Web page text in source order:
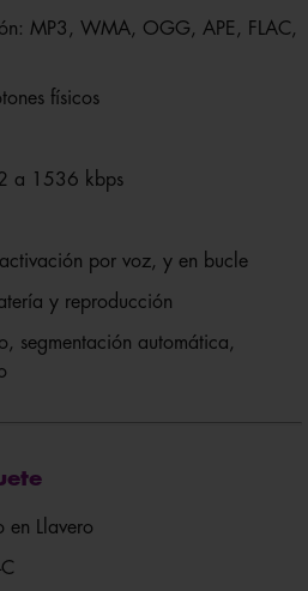
MP3, WMA, OGG, APE, FLAC,
físicos
a 1536 kbps
por voz, y en bucle
y reproducción
segmentación automática,
en Llavero